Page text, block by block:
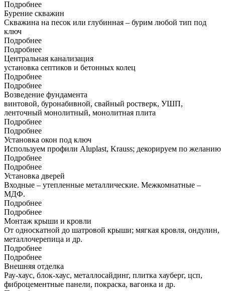
Подробнее
Бурение скважин
Скважина на песок или глубинная – бурим любой тип под
ключ
Подробнее
Подробнее
Центральная канализация
установка септиков и бетонных колец
Подробнее
Подробнее
Возведение фундамента
винтовой, буронабивной, свайный ростверк, УШП,
ленточный монолитный, монолитная плита
Подробнее
Подробнее
Установка окон под ключ
Используем профили Aluplast, Krauss; декорируем по желанию
Подробнее
Подробнее
Установка дверей
Входные – утепленные металлические. Межкомнатные –
МДФ.
Подробнее
Подробнее
Монтаж крыши и кровли
От односкатной до шатровой крыши; мягкая кровля, ондулин,
металлочерепица и др.
Подробнее
Подробнее
Внешняя отделка
Рау-хаус, блок-хаус, металлосайдинг, плитка хауберг, цсп,
фиброцементные панели, покраска, вагонка и др.